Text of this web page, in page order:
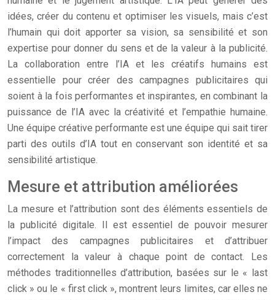
idées, créer du contenu et optimiser les visuels, mais c’est
l’humain qui doit apporter sa vision, sa sensibilité et son
expertise pour donner du sens et de la valeur à la publicité.
La collaboration entre l’IA et les créatifs humains est
essentielle pour créer des campagnes publicitaires qui
soient à la fois performantes et inspirantes, en combinant la
puissance de l’IA avec la créativité et l’empathie humaine.
Une équipe créative performante est une équipe qui sait tirer
parti des outils d’IA tout en conservant son identité et sa
sensibilité artistique.
Mesure et attribution améliorées
La mesure et l’attribution sont des éléments essentiels de
la publicité digitale. Il est essentiel de pouvoir mesurer
l’impact des campagnes publicitaires et d’attribuer
correctement la valeur à chaque point de contact. Les
méthodes traditionnelles d’attribution, basées sur le « last
click » ou le « first click », montrent leurs limites, car elles ne